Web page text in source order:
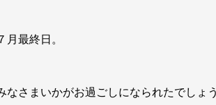
月最終日。
なさまいかがお過ごしになられたでしょ